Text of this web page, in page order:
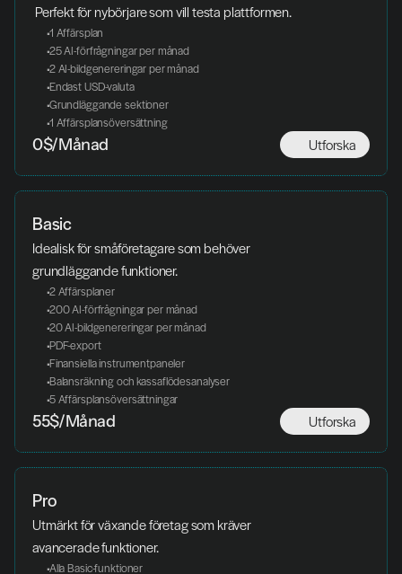
Perfekt för nybörjare som vill testa plattformen.
1 Affärsplan
25 AI-förfrågningar per månad
2 AI-bildgenereringar per månad
Endast USD-valuta
Grundläggande sektioner
1 Affärsplansöversättning
Utforska
0$/Månad
Basic
Idealisk för småföretagare som behöver
grundläggande funktioner.
2 Affärsplaner
200 AI-förfrågningar per månad
20 AI-bildgenereringar per månad
PDF-export
Finansiella instrumentpaneler
Balansräkning och kassaflödesanalyser
5 Affärsplansöversättningar
Utforska
55$/Månad
Pro
Utmärkt för växande företag som kräver
avancerade funktioner.
Alla Basic-funktioner